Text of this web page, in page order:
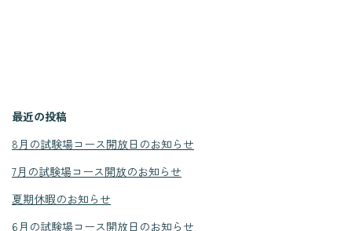
最近の投稿
8月の試験場コース開放日のお知らせ
7月の試験場コース開放のお知らせ
夏期休暇のお知らせ
6月の試験場コース開放日のお知らせ